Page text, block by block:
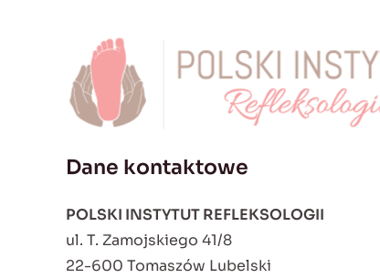
Dane kontaktowe
POLSKI INSTYTUT REFLEKSOLOGII
ul. T. Zamojskiego 41/8
22-600 Tomaszów Lubelski